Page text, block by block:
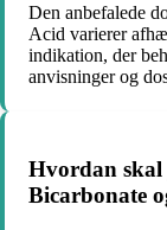
Den anbefalede
Acid varierer
indikation, der
anvisninger og
Hvordan skal
Bicarbonate